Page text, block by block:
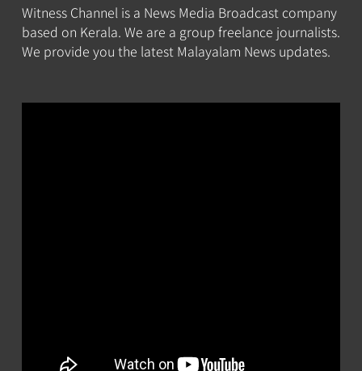
Witness Channel is a News Media Broadcast company
based on Kerala. We are a group freelance journalists.
We provide you the latest Malayalam News updates.